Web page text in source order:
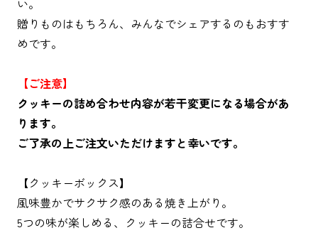
い。
贈りものはもちろん、みんなでシェアするのもおすす
めです。
【ご注意】
クッキーの詰め合わせ内容が若干変更になる場合があ
ります。
ご了承の上ご注文いただけますと幸いです。
【クッキーボックス】
風味豊かでサクサク感のある焼き上がり。
5つの味が楽しめる、クッキーの詰合せです。